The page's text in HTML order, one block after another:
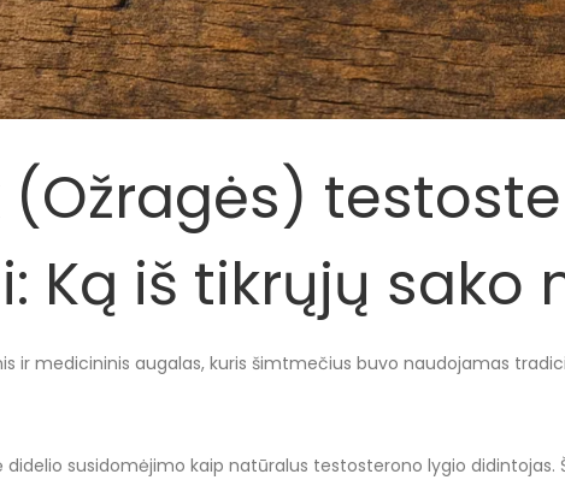
(Ožragės)
Ką iš tikrųjų sako
ir medicininis augalas, kuris šimtmečius buvo naudojamas
susidomėjimo kaip natūralus testosterono lygio didintojas.